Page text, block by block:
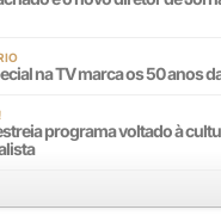
na TV marca os 50 anos
programa voltado à